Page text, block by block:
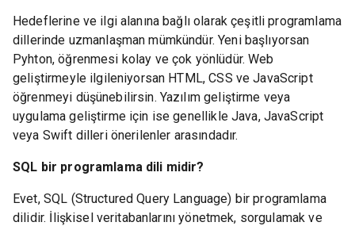
Hedeflerine ve ilgi alanına bağlı olarak çeşitli programlama
dillerinde uzmanlaşman mümkündür. Yeni başlıyorsan
Pyhton, öğrenmesi kolay ve çok yönlüdür. Web
geliştirmeyle ilgileniyorsan HTML, CSS ve JavaScript
öğrenmeyi düşünebilirsin. Yazılım geliştirme veya
uygulama geliştirme için ise genellikle Java, JavaScript
veya Swift dilleri önerilenler arasındadır.
SQL bir programlama dili midir?
Evet, SQL (Structured Query Language) bir programlama
dilidir. İlişkisel veritabanlarını yönetmek, sorgulamak ve